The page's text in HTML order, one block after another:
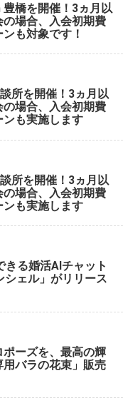
橋を開催！3ヵ月以
場合、入会初期費
も対象です！
所を開催！3ヵ月以
場合、入会初期費
も実施します
所を開催！3ヵ月以
場合、入会初期費
も実施します
きる婚活AIチャット
ェル」がリリース
ポーズを、最高の輝
バラの花束」販売